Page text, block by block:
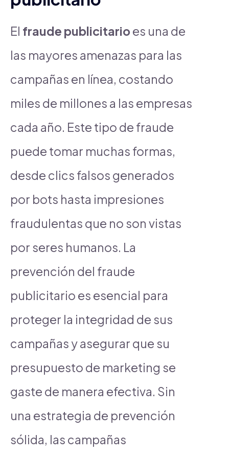
El fraude publicitario es una de
las mayores amenazas para las
campañas en línea, costando
miles de millones a las empresas
cada año. Este tipo de fraude
puede tomar muchas formas,
desde clics falsos generados
por bots hasta impresiones
fraudulentas que no son vistas
por seres humanos. La
prevención del fraude
publicitario es esencial para
proteger la integridad de sus
campañas y asegurar que su
presupuesto de marketing se
gaste de manera efectiva. Sin
una estrategia de prevención
sólida, las campañas